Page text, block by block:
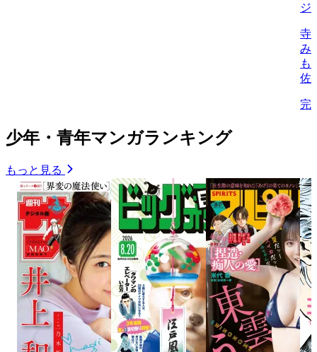
ジ
寺
み
も
佐
完
少年・青年マンガランキング
もっと見る